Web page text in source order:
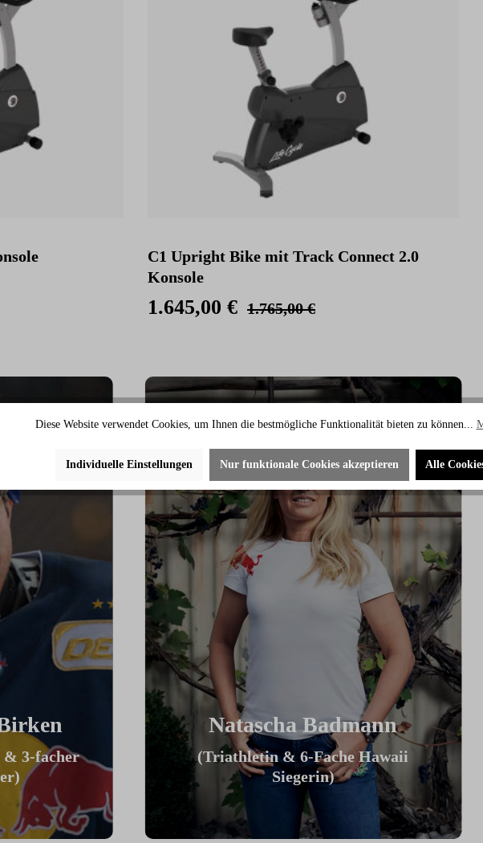
C1 Upright Bike mit Track Connect 2.0
Konsole
1.645,00 € 1.765,00 €
& 3-facher
und es
an meiner
Natascha Badmann
(Triathletin & 6-Fache Hawaii
Siegerin)
„Ich finde mein ICG Bike großartig,
weil ich es meiner TT Position optimal
Diese Website verwendet Cookies, um Ihnen die bestmögliche Funktionalität bieten zu können...
Individuelle Einstellungen Nur funktionale Cookies akzeptieren Alle